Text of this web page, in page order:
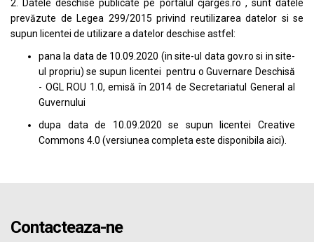
2. Datele deschise publicate pe portalul cjarges.ro , sunt datele
prevăzute de Legea 299/2015 privind reutilizarea datelor si se
supun licentei de utilizare a datelor deschise astfel:
pana la data de 10.09.2020 (in site-ul data gov.ro si in site-
ul propriu) se supun licentei pentru o Guvernare Deschisă
- OGL ROU 1.0, emisă în 2014 de Secretariatul General al
Guvernului
dupa data de 10.09.2020 se supun licentei Creative
Commons 4.0 (versiunea completa este disponibila aici).
Contacteaza-ne